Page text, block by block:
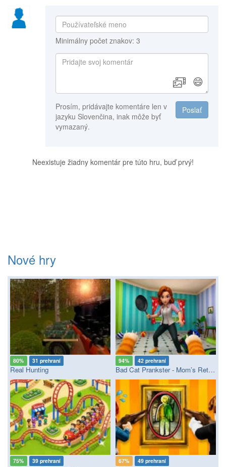
Minimálny počet znakov: 3
😄
Poslať
Prosím, pridávajte komentáre len v
jazyku Slovenčina, inak môže byť
vymazaný.
Neexistuje žiadny komentár pre túto hru, buď prvý!
Nové hry
80% 31 prehraní
Real Hunting
94% 42 prehraní
Bad Cat Prankster - Mom’s Return
75% 39 prehraní 67% 49 prehraní